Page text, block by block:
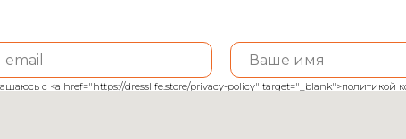
с <a href="https://dresslife.store/privacy-policy" target="_blank">политикой